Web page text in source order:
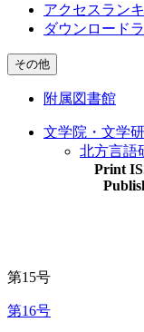
アクセスラン
ダウンロード
その他
附属図書館
文学院・文学
北方言語
Print
第15号
第16号